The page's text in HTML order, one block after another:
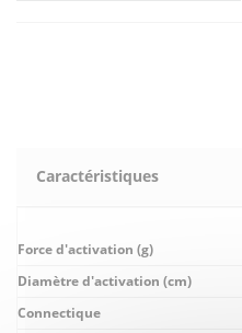
Caractéristiques
Force d'activation (g)
Diamètre d'activation (cm)
Connectique